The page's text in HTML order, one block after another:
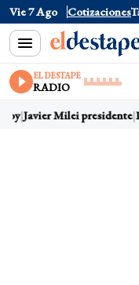
Vie 7 Ago Cotizaciones
$1520 Dólar
EL DESTAPE
RADIO
Javier Milei presidente